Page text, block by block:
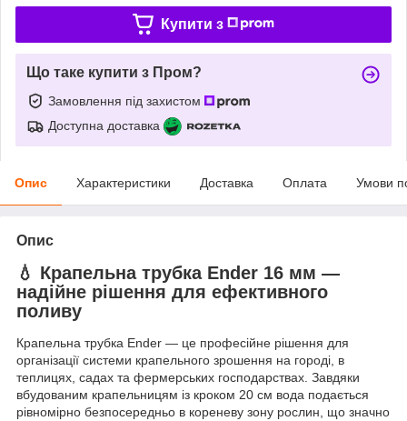
Купити з
Що таке купити з Пром?
Замовлення під захистом
Доступна доставка
Опис Характеристики Доставка Оплата Умови
Опис
💧 Крапельна трубка Ender 16 мм —
надійне рішення для ефективного
поливу
Крапельна трубка Ender — це професійне рішення для
організації системи крапельного зрошення на городі, в
теплицях, садах та фермерських господарствах. Завдяки
вбудованим крапельницям із кроком 20 см вода подається
рівномірно безпосередньо в кореневу зону рослин, що значно